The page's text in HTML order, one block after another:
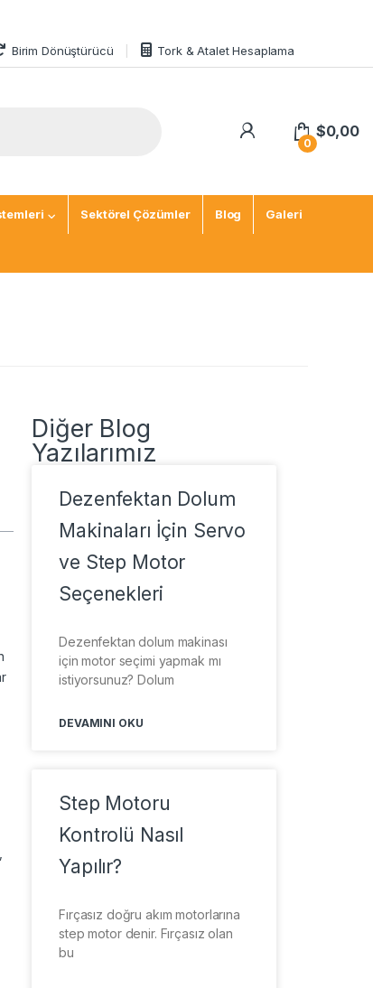
Birim Dönüştürücü Tork & Atalet Hesaplama
0
$0,00
Sektörel Çözümler Blog Galeri
Diğer Blog
Yazılarımız
Dezenfektan Dolum
Makinaları İçin Servo
ve Step Motor
Seçenekleri
Dezenfektan dolum makinası
için motor seçimi yapmak mı
istiyorsunuz? Dolum
DEVAMINI OKU
Step Motoru
Kontrolü Nasıl
Yapılır?
Fırçasız doğru akım motorlarına
step motor denir. Fırçasız olan
bu